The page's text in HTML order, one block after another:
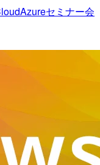
Azureセミナー会